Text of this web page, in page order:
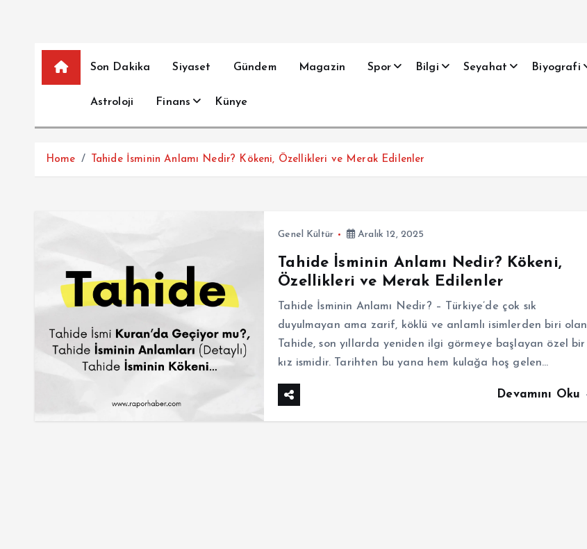
Son Dakika Siyaset Gündem Magazin Spor Bilgi Seyahat Biyografi
Astroloji Finans Künye
Home Tahide İsminin Anlamı Nedir? Kökeni, Özellikleri ve Merak Edilenler
Genel Kültür Aralık 12, 2025
Tahide İsminin Anlamı Nedir? Kökeni,
Özellikleri ve Merak Edilenler
Tahide İsminin Anlamı Nedir? – Türkiye’de çok sık
duyulmayan ama zarif, köklü ve anlamlı isimlerden biri olan
Tahide, son yıllarda yeniden ilgi görmeye başlayan özel bir
kız ismidir. Tarihten bu yana hem kulağa hoş gelen…
Devamını Oku